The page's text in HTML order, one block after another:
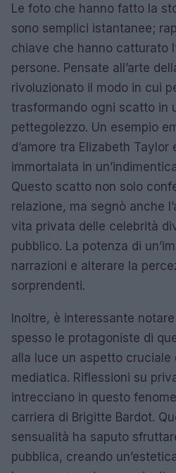
Le foto che hanno fatto la
sono semplici istantanee;
chiave che hanno catturato
persone. Pensate all’arte
rivoluzionato il modo in cui
trasformando ogni scatto in
pettegolezzo. Un esempio
d’amore tra Elizabeth Taylor
immortalata in
Questo scatto non solo
relazione, ma segnò anche
vita privata delle celebrità
pubblico. La potenza di
narrazioni e alterare la
sorprendenti.
Inoltre, è interessante
spesso le protagoniste di
alla luce un aspetto cruciale
mediatica. Riflessioni su
intrecciano in questo
carriera di Brigitte Bardot.
sensualità ha saputo
pubblica, creando